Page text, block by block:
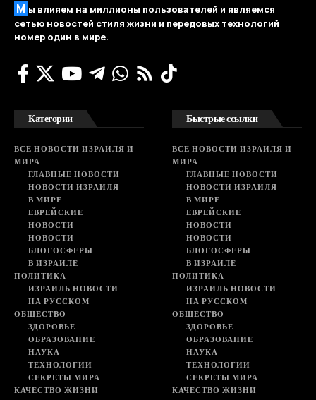
М ы влияем на миллионы пользователей и являемся
сетью новостей стиля жизни и передовых технологий
номер один в мире.
Категории
ВСЕ НОВОСТИ ИЗРАИЛЯ И
МИРА
ГЛАВНЫЕ НОВОСТИ
НОВОСТИ ИЗРАИЛЯ
В МИРЕ
ЕВРЕЙСКИЕ
НОВОСТИ
НОВОСТИ
БЛОГОСФЕРЫ
В ИЗРАИЛЕ
ПОЛИТИКА
ИЗРАИЛЬ НОВОСТИ
НА РУССКОМ
ОБЩЕСТВО
ЗДОРОВЬЕ
ОБРАЗОВАНИЕ
НАУКА
ТЕХНОЛОГИИ
СЕКРЕТЫ МИРА
КАЧЕСТВО ЖИЗНИ
Быстрые ссылки
ВСЕ НОВОСТИ ИЗРАИЛЯ И
МИРА
ГЛАВНЫЕ НОВОСТИ
НОВОСТИ ИЗРАИЛЯ
В МИРЕ
ЕВРЕЙСКИЕ
НОВОСТИ
НОВОСТИ
БЛОГОСФЕРЫ
В ИЗРАИЛЕ
ПОЛИТИКА
ИЗРАИЛЬ НОВОСТИ
НА РУССКОМ
ОБЩЕСТВО
ЗДОРОВЬЕ
ОБРАЗОВАНИЕ
НАУКА
ТЕХНОЛОГИИ
СЕКРЕТЫ МИРА
КАЧЕСТВО ЖИЗНИ